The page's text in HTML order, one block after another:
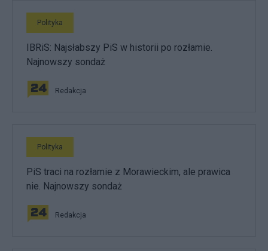
Polityka
IBRiS: Najsłabszy PiS w historii po rozłamie.
Najnowszy sondaż
Redakcja
Polityka
PiS traci na rozłamie z Morawieckim, ale prawica
nie. Najnowszy sondaż
Redakcja